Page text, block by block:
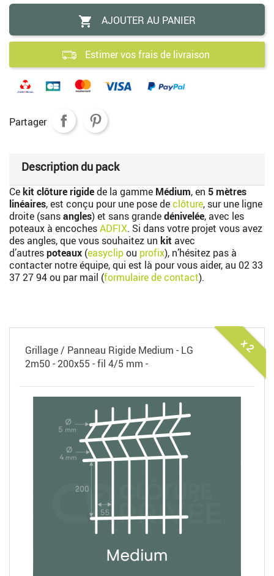
 AJOUTER AU PANIER
Estimer vos frais de livraison
Partager
Description du pack
Cekit clôture rigidede la gamme Médium, en 5 mètres
linéaires, est conçu pour une pose declôture, sur une ligne
droite (sansangles) et sans grandedénivelée, avec les
poteaux à encochesADFIX. Si dans votre projet vous avez
des angles, que vous souhaitez un kit avec
d’autrespoteaux (easyclipou profix), n’hésitez pas à
contacter notre équipe, qui est là pour vous aider, au 02 33
37 27 94ou par mail (formulaire de contact).
x 2
Grillage / Panneau Rigide Medium - LG
2m50 - 200x55 - fil 4/5 mm -